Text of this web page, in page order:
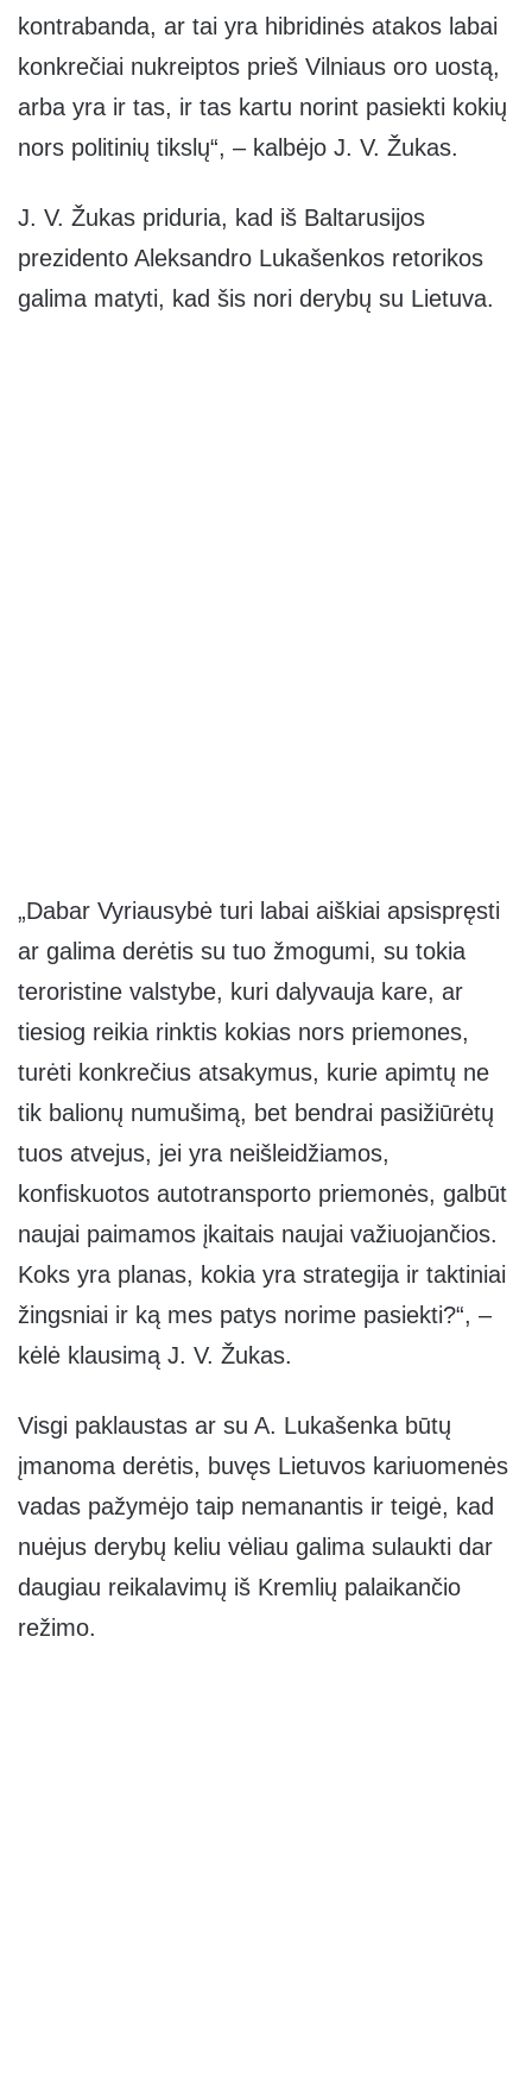
kontrabanda, ar tai yra hibridinės atakos labai
konkrečiai nukreiptos prieš Vilniaus oro uostą,
arba yra ir tas, ir tas kartu norint pasiekti kokių
nors politinių tikslų“, – kalbėjo J. V. Žukas.
J. V. Žukas priduria, kad iš Baltarusijos
prezidento Aleksandro Lukašenkos retorikos
galima matyti, kad šis nori derybų su Lietuva.
„Dabar Vyriausybė turi labai aiškiai apsispręsti
ar galima derėtis su tuo žmogumi, su tokia
teroristine valstybe, kuri dalyvauja kare, ar
tiesiog reikia rinktis kokias nors priemones,
turėti konkrečius atsakymus, kurie apimtų ne
tik balionų numušimą, bet bendrai pasižiūrėtų
tuos atvejus, jei yra neišleidžiamos,
konfiskuotos autotransporto priemonės, galbūt
naujai paimamos įkaitais naujai važiuojančios.
Koks yra planas, kokia yra strategija ir taktiniai
žingsniai ir ką mes patys norime pasiekti?“, –
kėlė klausimą J. V. Žukas.
Visgi paklaustas ar su A. Lukašenka būtų
įmanoma derėtis, buvęs Lietuvos kariuomenės
vadas pažymėjo taip nemanantis ir teigė, kad
nuėjus derybų keliu vėliau galima sulaukti dar
daugiau reikalavimų iš Kremlių palaikančio
režimo.